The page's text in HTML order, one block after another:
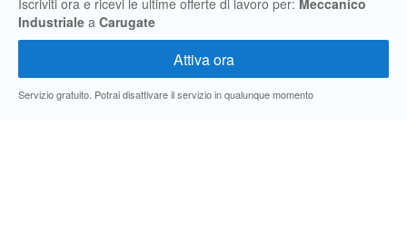
Iscriviti ora e ricevi le ultime offerte di lavoro per: Meccanico
Industriale a Carugate
Servizio gratuito. Potrai disattivare il servizio in qualunque momento